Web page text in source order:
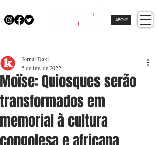
APOIE
Moïse: Quiosques serão
transformados em
memorial à cultura
Jornal Daki
5 de fev. de 2022